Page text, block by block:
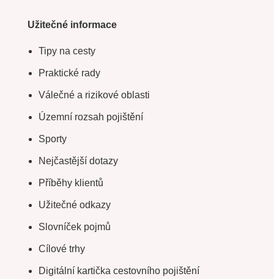
Užitečné informace
Tipy na cesty
Praktické rady
Válečné a rizikové oblasti
Územní rozsah pojištění
Sporty
Nejčastější dotazy
Příběhy klientů
Užitečné odkazy
Slovníček pojmů
Cílové trhy
Digitální kartička cestovního pojištění